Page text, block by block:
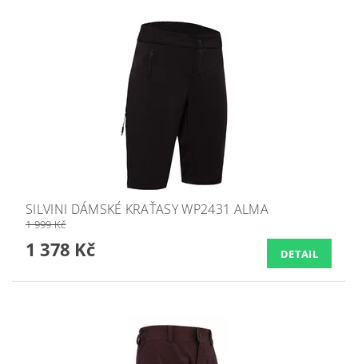
SILVINI DÁMSKÉ KRAŤASY WP2431 ALMA
1 999 Kč
1 378 Kč DETAIL